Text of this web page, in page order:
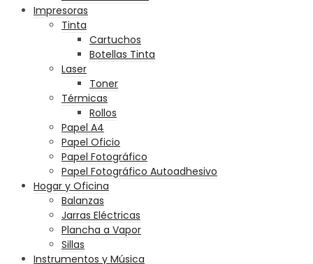
Impresoras
Tinta
Cartuchos
Botellas Tinta
Laser
Toner
Térmicas
Rollos
Papel A4
Papel Oficio
Papel Fotográfico
Papel Fotográfico Autoadhesivo
Hogar y Oficina
Balanzas
Jarras Eléctricas
Plancha a Vapor
Sillas
Instrumentos y Música